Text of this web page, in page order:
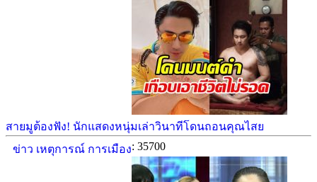
สายมูต้องฟัง! นักแสดงหนุ่มเล่าวินาทีโดนถอนคุณไสย
ข่าว เหตุการณ์ การเมือง: 35700